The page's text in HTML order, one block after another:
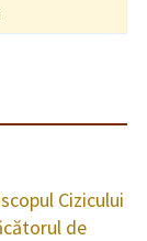
Cizicului
de